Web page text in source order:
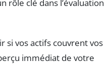
rôle clé dans l’évaluation
si vos actifs couvrent vos
immédiat de votre